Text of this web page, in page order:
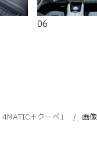
06
＋クーペ」 画